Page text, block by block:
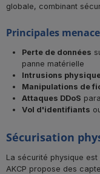
globale, combinant
Principales
Perte de données
panne matérielle
Intrusions
Manipulations de
Attaques DDoS
Vol d'identifiants
Sécurisation
La sécurité physique
AKCP propose des